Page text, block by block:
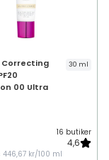
Correcting
00 Ultra
30 ml
16 butiker
4,6
446,67 kr/100 ml